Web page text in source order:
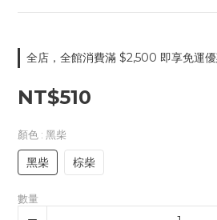
全店，全館消費滿 $2,500 即享免運
NT$510
顏色 : 黑柴
黑柴 棕柴
數量